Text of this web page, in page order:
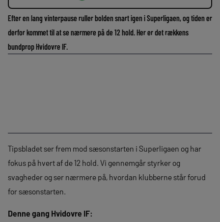
Efter en lang vinterpause ruller bolden snart igen i Superligaen, og tiden er
derfor kommet til at se nærmere på de 12 hold. Her er det rækkens
bundprop Hvidovre IF.
Tipsbladet ser frem mod sæsonstarten i Superligaen og har
fokus på hvert af de 12 hold. Vi gennemgår styrker og
svagheder og ser nærmere på, hvordan klubberne står forud
for sæsonstarten.
Denne gang Hvidovre IF: